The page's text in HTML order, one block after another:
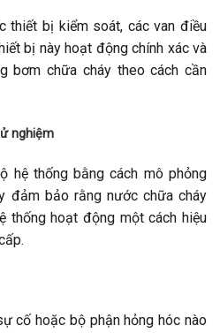
thiết bị kiểm soát, các van điều
bị này hoạt động chính xác và
bơm chữa cháy theo cách cần
nghiệm
hệ thống bằng cách mô phỏng
đảm bảo rằng nước chữa cháy
thống hoạt động một cách hiệu
cố hoặc bộ phận hỏng hóc nào